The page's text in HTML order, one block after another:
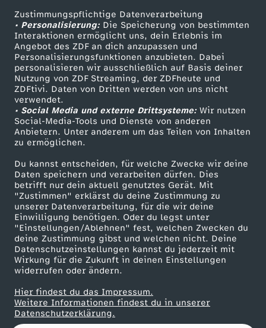
Zustimmungspflichtige Datenverarbeitung
• Personalisierung:Die Speicherung von bestimmten
Interaktionen ermöglicht uns, dein Erlebnis im
Angebot des ZDF an dich anzupassen und
Personalisierungsfunktionen anzubieten. Dabei
personalisieren wir ausschließlich auf Basis deiner
Nutzung von ZDF Streaming, der ZDFheute und
ZDFtivi. Daten von Dritten werden von uns nicht
verwendet.
• Social Media und externe Drittsysteme:Wir nutzen
Social-Media-Tools und Dienste von anderen
Anbietern. Unter anderem um das Teilen von Inhalten
zu ermöglichen.
Du kannst entscheiden, für welche Zwecke wir deine
Daten speichern und verarbeiten dürfen. Dies
betrifft nur dein aktuell genutztes Gerät. Mit
"Zustimmen" erklärst du deine Zustimmung zu
unserer Datenverarbeitung, für die wir deine
Einwilligung benötigen. Oder du legst unter
"Einstellungen/Ablehnen" fest, welchen Zwecken du
deine Zustimmung gibst und welchen nicht. Deine
Datenschutzeinstellungen kannst du jederzeit mit
Wirkung für die Zukunft in deinen Einstellungen
widerrufen oder ändern.
Hier findest du das Impressum.
Weitere Informationen findest du in unserer
Datenschutzerklärung.
c
a
s
t
:
S
c
h
l
a
g
Livestreams
Sendungen A-Z
TV-Programm
Zuschauerservice
Hilfe
ZDF Unternehmen
Karriere
ZDF goes Schule
Werbefernsehen
Mainzelmännchen
Partner